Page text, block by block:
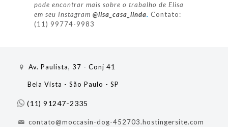
pode encontrar mais sobre o trabalho de Elisa
em seu Instagram@lisa_casa_linda. Contato:
(11) 99774-9983
Av. Paulista, 37 - Conj 41
Bela Vista - São Paulo - SP
(11) 91247-2335
contato@moccasin-dog-452703.hostingersite.com